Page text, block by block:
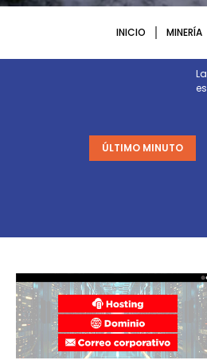
INICIO MINERÍA
ÚLTIMO MINUTO